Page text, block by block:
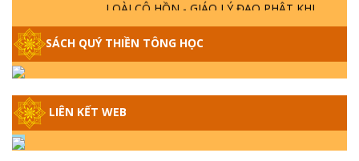
NÀO XUẤT BẢN
GIẢI ĐÁP THIỀN TÔNG ĐẶC BIỆT - P14 -
GIẢI ĐÁP THIỀN TÔNG ĐẶC BIỆT - P13 -
CON NGƯỜI TU THÀNH PHẬT ĐƯỢC
SÁCH QUÝ THIỀN TÔNG HỌC
LIÊN KẾT WEB